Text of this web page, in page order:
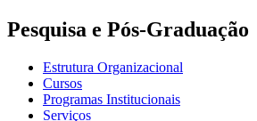
Pesquisa e Pós-Graduação
Estrutura Organizacional
Cursos
Programas Institucionais
Serviços